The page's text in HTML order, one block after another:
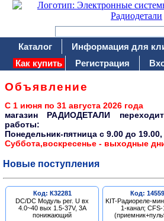
Каталог Информация для
Как купить
Регистрация
Объявление
С 1 июня по 31 августа 2026 года
магазин РАДИОДЕТАЛИ
работы:
Понедельник-пятница c 9.00 до 19.00,
Суббота,воскресенье - выходные
Новые поступления
Код: К32281
DC/DC Модуль рег. U вх
4.0~40 вых 1.5-37V, 3A
понижающий
Код:
KIT-Радиореле-
1-канал; CFS-